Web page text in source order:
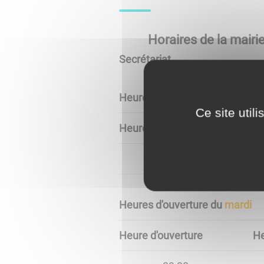
Horaires de la
Secrétariat
Heures d'ouverture du
Heure d'ouverture
Heures d'ouverture du mardi
Heure d'ouverture
Ce site